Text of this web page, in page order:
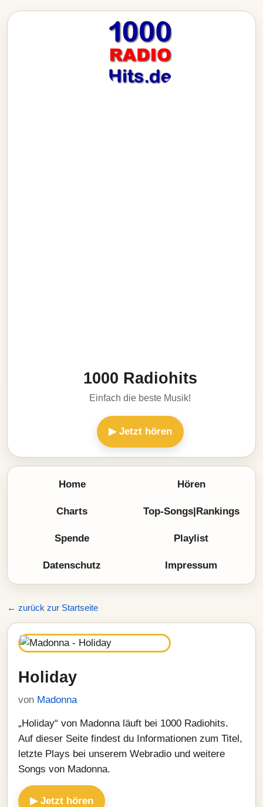
1000 Radiohits
Einfach die beste Musik!
▶ Jetzt hören
Home Hören
Charts Top-Songs|Rankings
Spende Playlist
Datenschutz Impressum
← zurück zur Startseite
Holiday
von Madonna
„Holiday“ von Madonna läuft bei 1000 Radiohits.
Auf dieser Seite findest du Informationen zum Titel,
letzte Plays bei unserem Webradio und weitere
Songs von Madonna.
▶ Jetzt hören